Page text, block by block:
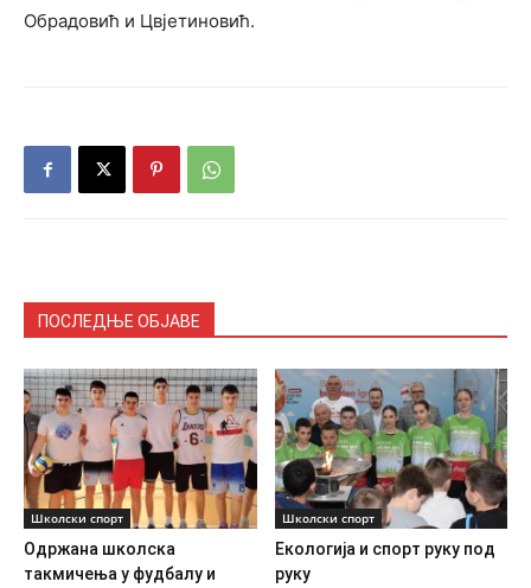
Обрадовић и Цвјетиновић.
ПОСЛЕДЊЕ ОБЈАВЕ
Школски спорт
Одржана школска
такмичења у фудбалу и
Школски спорт
Екологија и спорт руку под
руку